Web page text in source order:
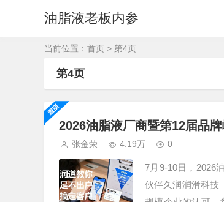
油脂液老板内参
当前位置： 首页 > 第4页
第4页
2026油脂液厂商暨第12届品
张金荣 4.19万 0
7月9-10日，2026
伙伴久润润滑科技